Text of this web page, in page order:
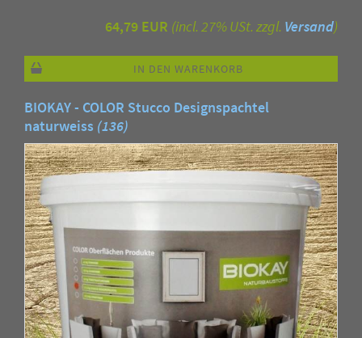
64,79 EUR (incl. 27% USt. zzgl. Versand)
IN DEN WARENKORB
BIOKAY - COLOR Stucco Designspachtel
naturweiss (136)